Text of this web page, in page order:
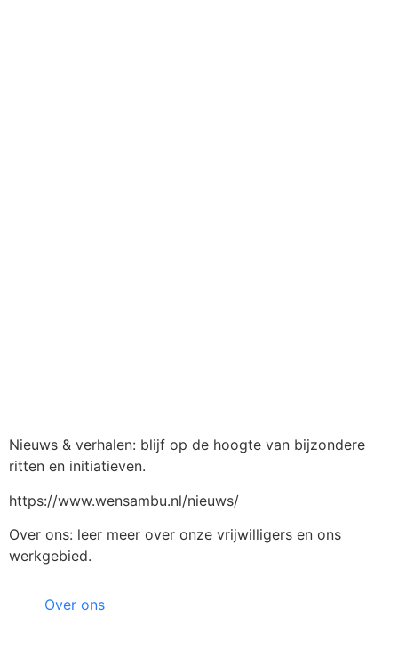
Nieuws & verhalen: blijf op de hoogte van bijzondere
ritten en initiatieven.
https://www.wensambu.nl/nieuws/
Over ons: leer meer over onze vrijwilligers en ons
werkgebied.
Over ons